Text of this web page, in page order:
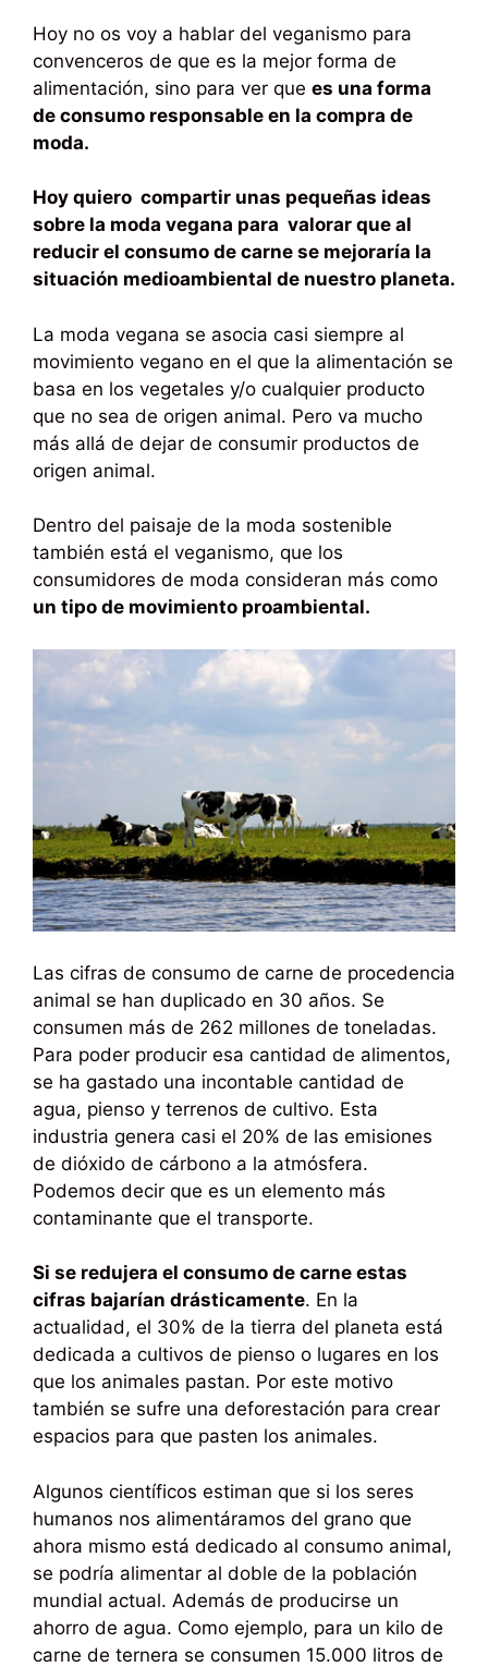
Hoy no os voy a hablar del veganismo para
convenceros de que es la mejor forma de
alimentación, sino para ver que es una forma
de consumo responsable en la compra de
moda.
Hoy quiero compartir unas pequeñas ideas
sobre la moda vegana para valorar que al
reducir el consumo de carne se mejoraría la
situación medioambiental de nuestro planeta.
La moda vegana se asocia casi siempre al
movimiento vegano en el que la alimentación se
basa en los vegetales y/o cualquier producto
que no sea de origen animal. Pero va mucho
más allá de dejar de consumir productos de
origen animal.
Dentro del paisaje de la moda sostenible
también está el veganismo, que los
consumidores de moda consideran más como
un tipo de movimiento proambiental.
Las cifras de consumo de carne de procedencia
animal se han duplicado en 30 años. Se
consumen más de 262 millones de toneladas.
Para poder producir esa cantidad de alimentos,
se ha gastado una incontable cantidad de
agua, pienso y terrenos de cultivo. Esta
industria genera casi el 20% de las emisiones
de dióxido de cárbono a la atmósfera.
Podemos decir que es un elemento más
contaminante que el transporte.
Si se redujera el consumo de carne estas
cifras bajarían drásticamente. En la
actualidad, el 30% de la tierra del planeta está
dedicada a cultivos de pienso o lugares en los
que los animales pastan. Por este motivo
también se sufre una deforestación para crear
espacios para que pasten los animales.
Algunos científicos estiman que si los seres
humanos nos alimentáramos del grano que
ahora mismo está dedicado al consumo animal,
se podría alimentar al doble de la población
mundial actual. Además de producirse un
ahorro de agua. Como ejemplo, para un kilo de
carne de ternera se consumen 15.000 litros de